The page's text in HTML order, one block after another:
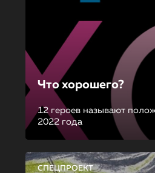
Что хорошего?
12 героев называют
2022 года
СПЕЦПРОЕКТ